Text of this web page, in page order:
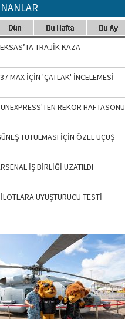
TRAJİK KAZA
MAX İÇİN 'ÇATLAK' İNCELEMESİ
REKOR HAFTASONU
TUTULMASI İÇİN ÖZEL UÇUŞ
İŞ BİRLİĞİ UZATILDI
UYUŞTURUCU TESTİ
2020